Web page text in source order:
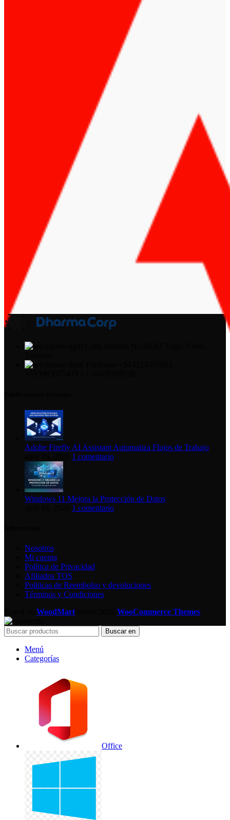
Adobe Firefly AI Assistant Automatiza Flujos de Trabajo
1 comentario
Windows 11 Mejora la Protección de Datos
1 comentario
Nosotros
Mi cuenta
Política de Privacidad
Afiliados TOS
Politicas de Reembolso y devoluciones
Términos y Condiciones
WoodMart WooCommerce Themes
Buscar en
Menú
Categorías
Office